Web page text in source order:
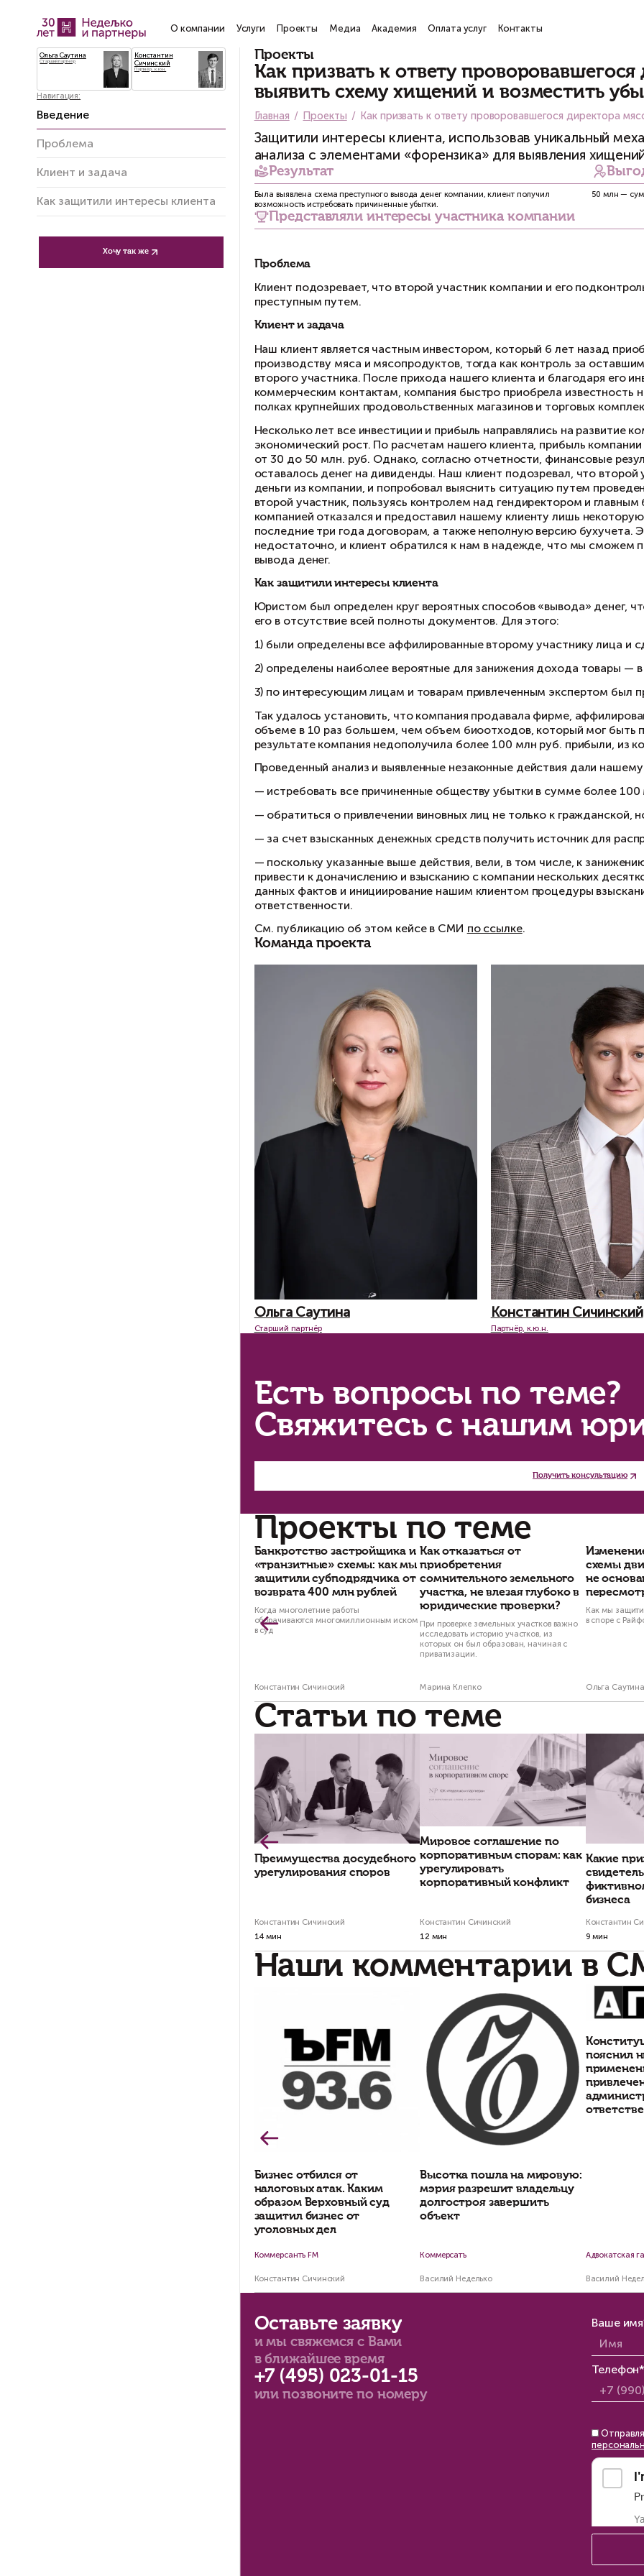
О компании Услуги Проекты Медиа Академия Оплата услуг
Ольга Саутина
Константин
Сичинский
Партнёр, к.ю.н.
Навигация:
Введение
Проблема
Клиент и задача
Как защитили интересы клиента
Проекты
Как призвать к ответу
выявить схему хищений и
Главная Проекты Как призвать к ответу
Защитили интересы клиента,
анализа с элементами «форензика»
Результат
Проблема
Клиент подозревает, что второй участник
преступным путем.
Клиент и задача
Наш клиент является частным инвестором,
производству мяса и мясопродуктов, тогда
второго участника. После прихода нашего
коммерческим контактам, компания быстро
полках крупнейших продовольственных
Несколько лет все инвестиции и прибыль
экономический рост. По расчетам нашего
оставалось денег на дивиденды. Наш клиент
деньги из компании, и попробовал выяснить
второй участник, пользуясь контролем над
компанией отказался и предоставил
последние три года договорам, а также
вывода денег.
Как защитили интересы клиента
его в отсутствие всей полноты документов.
2) определены наиболее вероятные для
3) по интересующим лицам и товарам
Так удалось установить, что компания
объеме в 10 раз большем, чем объем
результате компания недополучила более
— истребовать все причиненные обществу
— обратиться о привлечении виновных лиц не
— за счет взысканных денежных средств
— поскольку указанные выше действия, вели,
привести к доначислению и взысканию с
данных фактов и инициирование нашим
ответственности.
См. публикацию об этом кейсе в СМИ по
Команда проекта
Ольга Саутина
Есть вопросы
Свяжитесь с
Проекты по
Банкротство застройщика и
«транзитные» схемы: как мы
защитили субподрядчика от
возврата 400 млн рублей
Когда многолетние работы
оборачиваются многомиллионным иском
в суд
Константин Сичинский
Как отказаться от
приобретения
сомнительного
участка, не
юридические
При проверке земельных
исследовать историю
которых он был
приватизации.
Марина Клепко
Статьи по теме
Преимущества досудебного
урегулирования споров
Константин Сичинский
корпоративным
урегулировать
Константин Сичинский
Наши